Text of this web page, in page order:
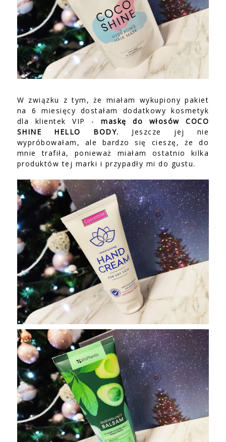
W związku z tym, że miałam wykupiony pakiet
na 6 miesięcy dostałam dodatkowy kosmetyk
dla klientek VIP -maskę do włosów COCO
SHINE HELLO BODY. Jeszcze jej nie
wypróbowałam, ale bardzo się cieszę, że do
mnie trafiła, ponieważ miałam ostatnio kilka
produktów tej marki i przypadły mi do gustu.